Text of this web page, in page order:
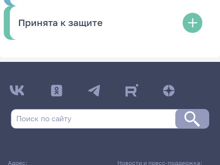
Принята к защите
Адрес:
Новости и пресс-поддержка: